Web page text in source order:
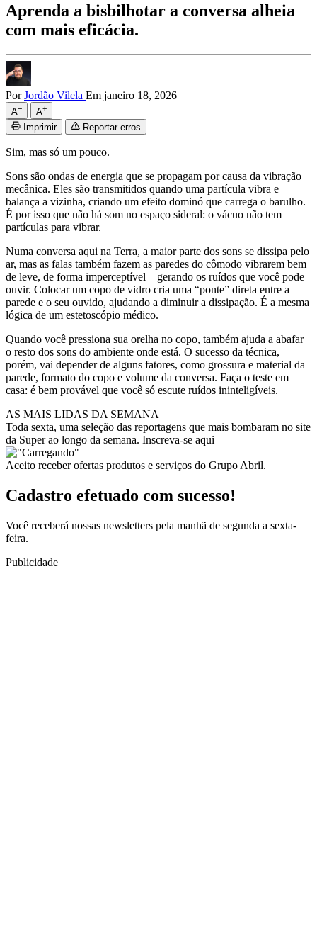
Aprenda a bisbilhotar a conversa alheia
com mais eficácia.
PorJordão Vilela Em janeiro 18, 2026
A− A+
Imprimir Reportar erros
Sim, mas só um pouco.
Sons são ondas de energia que se propagam por causa da vibração
mecânica. Eles são transmitidos quando uma partícula vibra e
balança a vizinha, criando um efeito dominó que carrega o barulho.
É por isso que não há som no espaço sideral: o vácuo não tem
partículas para vibrar.
Numa conversa aqui na Terra, a maior parte dos sons se dissipa pelo
ar, mas as falas também fazem as paredes do cômodo vibrarem bem
de leve, de forma imperceptível – gerando os ruídos que você pode
ouvir. Colocar um copo de vidro cria uma “ponte” direta entre a
parede e o seu ouvido, ajudando a diminuir a dissipação. É a mesma
lógica de um estetoscópio médico.
Quando você pressiona sua orelha no copo, também ajuda a abafar
o resto dos sons do ambiente onde está. O sucesso da técnica,
porém, vai depender de alguns fatores, como grossura e material da
parede, formato do copo e volume da conversa. Faça o teste em
casa: é bem provável que você só escute ruídos ininteligíveis.
AS MAIS LIDAS DA SEMANA
Toda sexta, uma seleção das reportagens que mais bombaram no site
da Super ao longo da semana. Inscreva-se aqui
Aceito receber ofertas produtos e serviços do Grupo Abril.
Cadastro efetuado com sucesso!
Você receberá nossas newsletters pela manhã de segunda a sexta-
feira.
Publicidade